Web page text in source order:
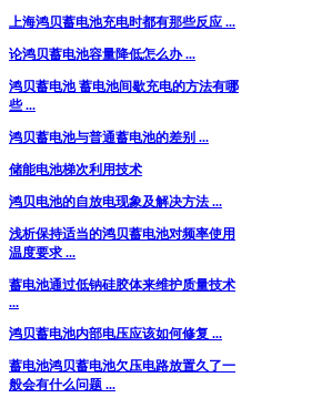
上海鸿贝蓄电池充电时都有那些反应 ...
论鸿贝蓄电池容量降低怎么办 ...
鸿贝蓄电池 蓄电池间歇充电的方法有哪
些 ...
鸿贝蓄电池与普通蓄电池的差别 ...
储能电池梯次利用技术
鸿贝电池的自放电现象及解决方法 ...
浅析保持适当的鸿贝蓄电池对频率使用
温度要求 ...
蓄电池通过低钠硅胶体来维护质量技术
...
鸿贝蓄电池内部电压应该如何修复 ...
蓄电池鸿贝蓄电池欠压电路放置久了一
般会有什么问题 ...